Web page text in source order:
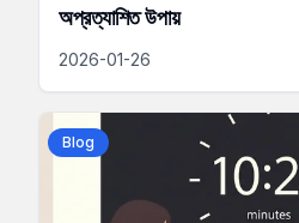
অপ্রত্যাশিত উপায়
2026-01-26
Blog